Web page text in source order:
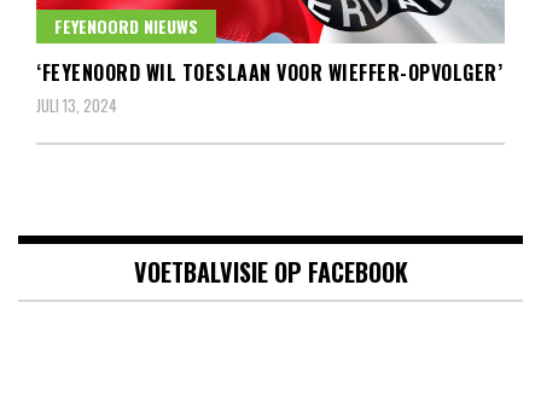
FEYENOORD NIEUWS
‘FEYENOORD WIL TOESLAAN VOOR WIEFFER-OPVOLGER’
JULI 13, 2024
VOETBALVISIE OP FACEBOOK